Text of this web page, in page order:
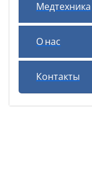
Медтехника
О нас
Контакты